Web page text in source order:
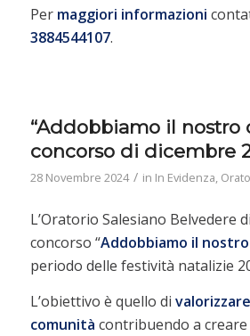
Per maggiori informazioni
3884544107.
“Addobbiamo il nostro
concorso di dicembre
28 Novembre 2024 / in In Evidenza
L’Oratorio Salesiano Belvedere
concorso “Addobbiamo il
periodo delle festività natalizie
L’obiettivo è quello di
comunità contribuendo a